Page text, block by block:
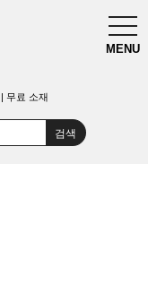
MENU
무료 소재